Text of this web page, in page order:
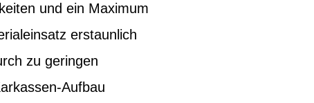
und ein Maximum
erstaunlich
zu geringen
Aufbau